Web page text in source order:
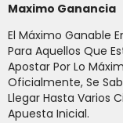
Maximo Ganancia
El Máximo Ganable
Para Aquellos Que
Apostar Por Lo
Oficialmente, Se
Llegar Hasta Varios
Apuesta Inicial.